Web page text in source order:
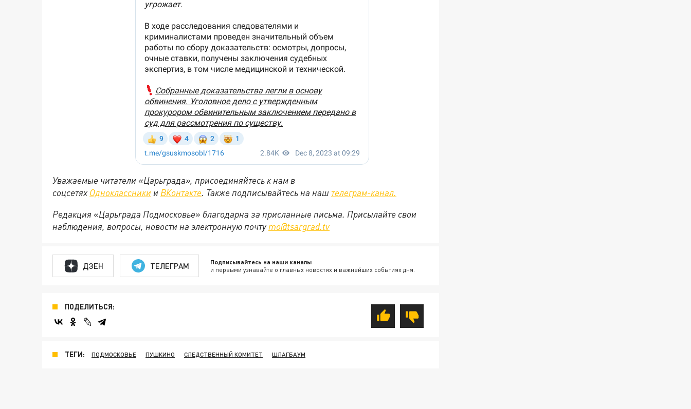
Уважаемые читатели «Царьграда», присоединяйтесь к нам в
соцсетях Одноклассники и ВКонтакте. Также подписывайтесь на наш телеграм-канал.
Редакция «Царьграда Подмосковье» благодарна за присланные письма. Присылайте свои
наблюдения, вопросы, новости на электронную почту mo@tsargrad.tv
ДЗЕН ТЕЛЕГРАМ Подписывайтесь на наши каналы
и первыми узнавайте о главных новостях и важнейших событиях дня.
ПОДЕЛИТЬСЯ:
ТЕГИ: ПОДМОСКОВЬЕ ПУШКИНО СЛЕДСТВЕННЫЙ КОМИТЕТ ШЛАГБАУМ